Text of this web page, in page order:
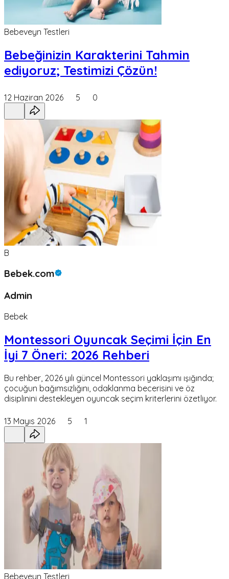
Bebeveyn Testleri
Bebeğinizin Karakterini Tahmin
ediyoruz; Testimizi Çözün!
12 Haziran 2026 5 0
B
Bebek.com
Admin
Bebek
Montessori Oyuncak Seçimi İçin En
İyi 7 Öneri: 2026 Rehberi
Bu rehber, 2026 yılı güncel Montessori yaklaşımı ışığında;
çocuğun bağımsızlığını, odaklanma becerisini ve öz
disiplinini destekleyen oyuncak seçim kriterlerini özetliyor.
13 Mayıs 2026 5 1
Bebeveyn Testleri